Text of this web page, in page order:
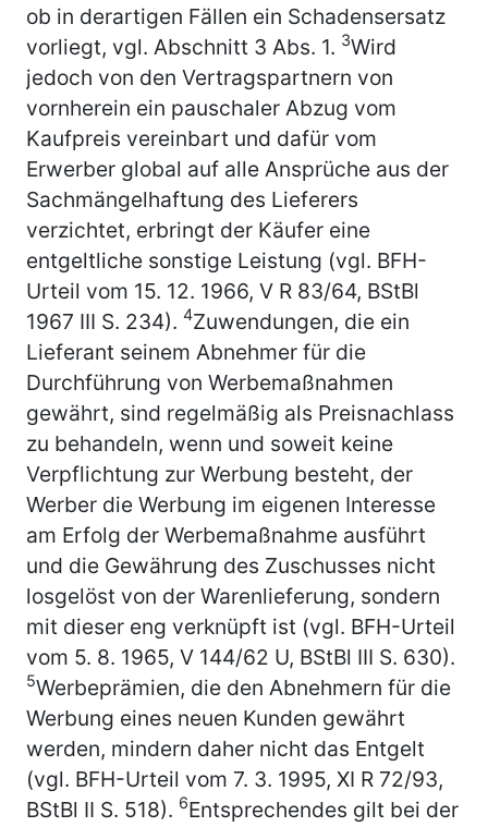
ob in derartigen Fällen ein Schadensersatz
vorliegt, vgl. Abschnitt 3 Abs. 1. 3Wird
jedoch von den Vertragspartnern von
vornherein ein pauschaler Abzug vom
Kaufpreis vereinbart und dafür vom
Erwerber global auf alle Ansprüche aus der
Sachmängelhaftung des Lieferers
verzichtet, erbringt der Käufer eine
entgeltliche sonstige Leistung (vgl. BFH-
Urteil vom 15. 12. 1966, V R 83/64, BStBl
1967 III S. 234). 4Zuwendungen, die ein
Lieferant seinem Abnehmer für die
Durchführung von Werbemaßnahmen
gewährt, sind regelmäßig als Preisnachlass
zu behandeln, wenn und soweit keine
Verpflichtung zur Werbung besteht, der
Werber die Werbung im eigenen Interesse
am Erfolg der Werbemaßnahme ausführt
und die Gewährung des Zuschusses nicht
losgelöst von der Warenlieferung, sondern
mit dieser eng verknüpft ist (vgl. BFH-Urteil
vom 5. 8. 1965, V 144/62 U, BStBl III S. 630).
5Werbeprämien, die den Abnehmern für die
Werbung eines neuen Kunden gewährt
werden, mindern daher nicht das Entgelt
(vgl. BFH-Urteil vom 7. 3. 1995, XI R 72/93,
BStBl II S. 518). 6Entsprechendes gilt bei der